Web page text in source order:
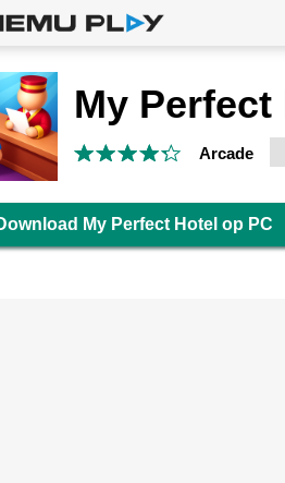
My Perfect
Arcade
My Perfect Hotel op PC